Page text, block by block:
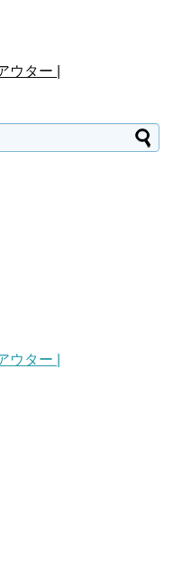
ウター |
ウター |